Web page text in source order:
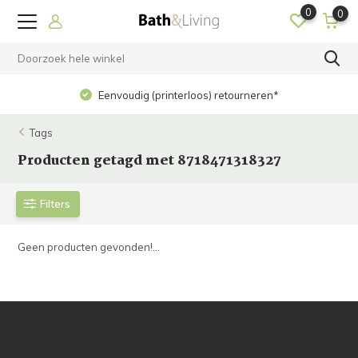
0 0
Eenvoudig (printerloos) retourneren*
Tags
Producten getagd met 8718471318327
Filters
Geen producten gevonden!...